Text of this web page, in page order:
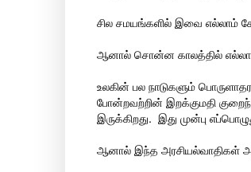
சில சமயங்களில் இவை எல்லாம்
ஆனால் சொன்ன காலத்தில் எல்லாம்
உலகின் பல நாடுகளும்
போன்றவற்றின் இறக்குமதி
இருக்கிறது. இது முன்பு
ஆனால் இந்த அரசியல்வாதிகள்